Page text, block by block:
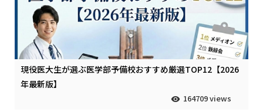
現役医大生が選ぶ医学部予備校おすすめ厳選TOP12【2026
年最新版】
164709 views